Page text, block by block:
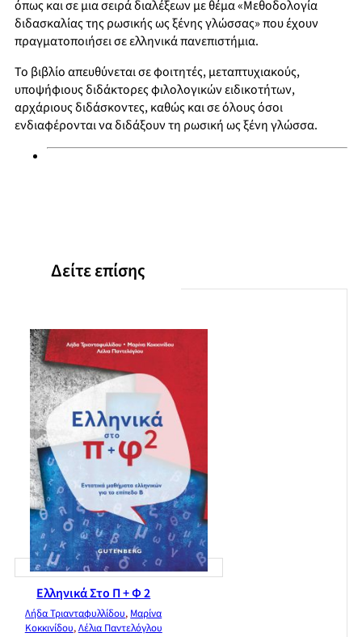
όπως και σε µια σειρά διαλέξεων µε θέµα «Μεθοδολογία
διδασκαλίας της ρωσικής ως ξένης γλώσσας» που έχουν
πραγµατοποιήσει σε ελληνικά πανεπιστήµια.
Το βιβλίο απευθύνεται σε φοιτητές, µεταπτυχιακούς,
υποψήφιους διδάκτορες φιλολογικών ειδικοτήτων,
αρχάριους διδάσκοντες, καθώς και σε όλους όσοι
ενδιαφέρονται να διδάξουν τη ρωσική ως ξένη γλώσσα.
Δείτε επίσης
Ελληνικά Στο Π + Φ 2
Λήδα Τριανταφυλλίδου, Μαρίνα
Κοκκινίδου,Λέλια Παντελόγλου